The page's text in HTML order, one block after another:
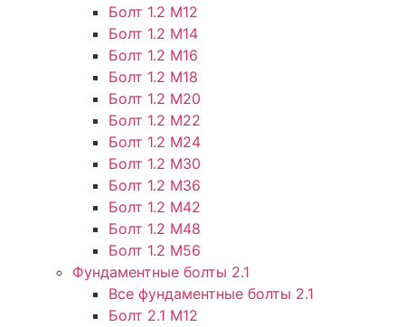
Болт 1.2 М12
Болт 1.2 М14
Болт 1.2 М16
Болт 1.2 М18
Болт 1.2 М20
Болт 1.2 М22
Болт 1.2 М24
Болт 1.2 М30
Болт 1.2 М36
Болт 1.2 М42
Болт 1.2 М48
Болт 1.2 М56
Фундаментные болты 2.1
Все фундаментные болты 2.1
Болт 2.1 М12